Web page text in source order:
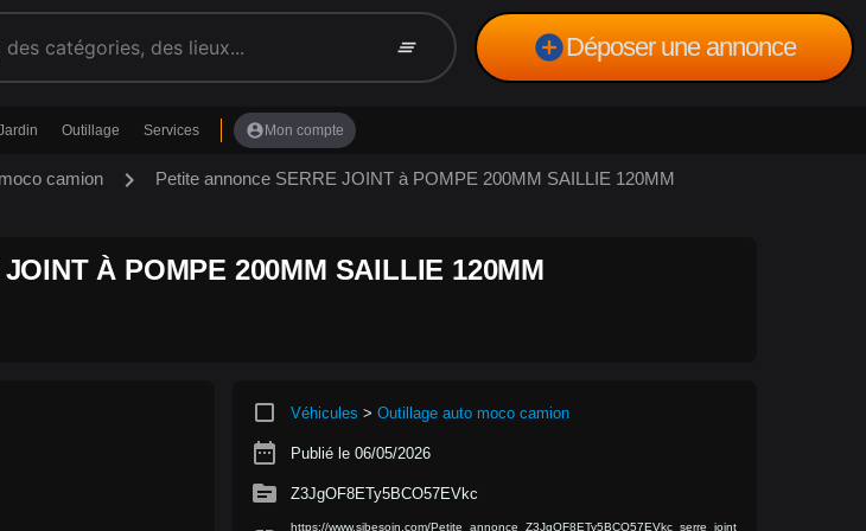
clear_all add_circleDéposer une annonce
Outillage Services account_circle Mon compte
camion chevron_right Petite annonce SERRE JOINT à POMPE 200MM SAILLIE 120MM
À POMPE 200MM SAILLIE 120MM
crop_square Véhicules > Outillage auto moco camion
date_range Publié le 06/05/2026
source Z3JgOF8ETy5BCO57EVkc
https://www.sibesoin.com/Petite_annonce_Z3JgOF8ETy5BCO57EVkc_serre_joint